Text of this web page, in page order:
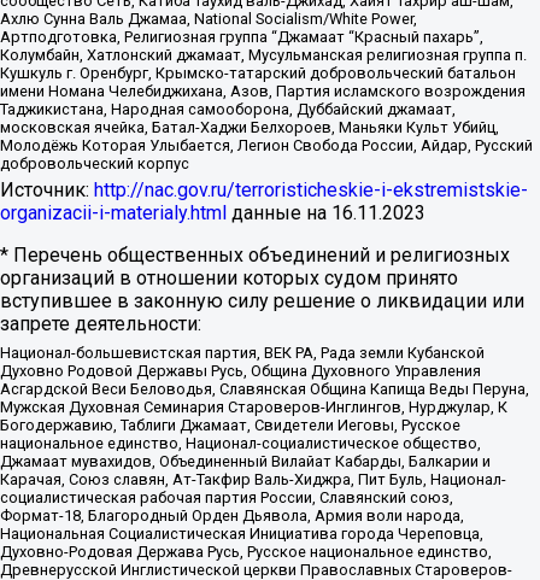
Ахлю Сунна Валь Джамаа, National Socialism/White Power,
Артподготовка, Религиозная группа “Джамаат “Красный пахарь”,
Колумбайн, Хатлонский джамаат, Мусульманская религиозная группа п.
Кушкуль г. Оренбург, Крымско-татарский добровольческий батальон
имени Номана Челебиджихана, Азов, Партия исламского возрождения
Таджикистана, Народная самооборона, Дуббайский джамаат,
московская ячейка, Батал-Хаджи Белхороев, Маньяки Культ Убийц,
Молодёжь Которая Улыбается, Легион Свобода России, Айдар, Русский
добровольческий корпус
Источник: http://nac.gov.ru/terroristicheskie-i-ekstremistskie-
organizacii-i-materialy.html данные на 16.11.2023
* Перечень общественных объединений и религиозных
организаций в отношении которых судом принято
вступившее в законную силу решение о ликвидации или
запрете деятельности:
Национал-большевистская партия, ВЕК РА, Рада земли Кубанской
Духовно Родовой Державы Русь, Община Духовного Управления
Асгардской Веси Беловодья, Славянская Община Капища Веды Перуна,
Мужская Духовная Семинария Староверов-Инглингов, Нурджулар, К
Богодержавию, Таблиги Джамаат, Свидетели Иеговы, Русское
национальное единство, Национал-социалистическое общество,
Джамаат мувахидов, Объединенный Вилайат Кабарды, Балкарии и
Карачая, Союз славян, Ат-Такфир Валь-Хиджра, Пит Буль, Национал-
социалистическая рабочая партия России, Славянский союз,
Формат-18, Благородный Орден Дьявола, Армия воли народа,
Национальная Социалистическая Инициатива города Череповца,
Духовно-Родовая Держава Русь, Русское национальное единство,
Древнерусской Инглистической церкви Православных Староверов-